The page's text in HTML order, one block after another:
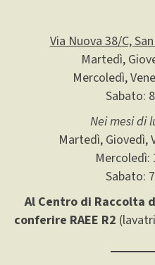
Via Nuova 38/C,
Martedì,
Mercoledì,
Sabato:
Nei mesi di
Martedì, Giovedì,
Mercoledì:
Sabato:
Al Centro di Raccolta
conferire RAEE R2